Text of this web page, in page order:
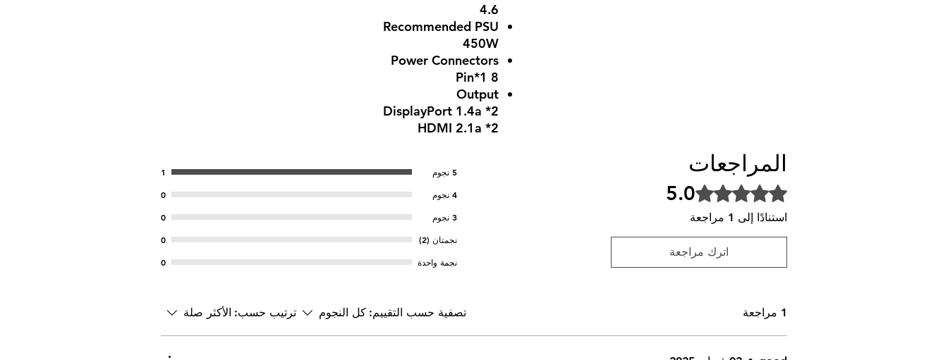
4.6
Recommended PSU
450W
Power Connectors
8 Pin*1
Output
DisplayPort 1.4a *2
HDMI 2.1a *2
المراجعات
تم التقييم بـ 5 من أصل 5 نجوم. 5.0
استنادًا إلى 1 مراجعة
اترك مراجعة
5 نجوم
1
4 نجوم
0
3 نجوم
0
نجمتان (2)
0
نجمة واحدة
0
1 مراجعة تصفية حسب التقييم: كل النجوم ترتيب حسب: الأكثر صلة